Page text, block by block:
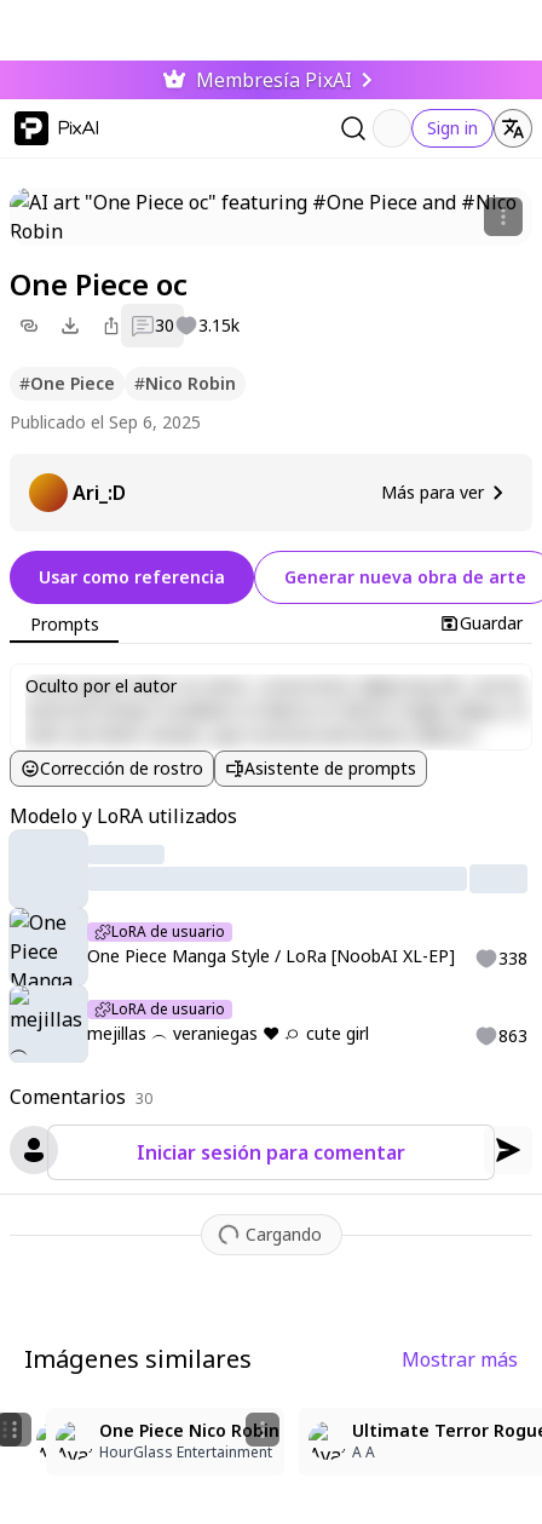
Membresía PixAI
PixAI Sign in
One Piece oc
30 3.15k
#One Piece #Nico Robin
Publicado el Sep 6, 2025
Ari_:D Más para ver
Comentarios 30
Iniciar sesión para comentar
Cargando
Usar como referencia Generar nueva obra de arte
Prompts Guardar
Lorem ipsum dolor sit amet, consectetur adipiscing elit, sed do
laboris nisi ut aliquip ex ea commodo consequat. Duis aute irure
dolor in reprehenderit in voluptate velit esse cillum dolore eu
fugiat nulla pariatur. Excepteur sint occaecat cupidatat non
proident, sunt in culpa qui officia deserunt mollit anim id est
Oculto por el autor
Corrección de rostro Asistente de prompts
Modelo y LoRA utilizados
LoRA de usuario
One Piece Manga Style / LoRa [NoobAI XL-EP] 338
LoRA de usuario
mejillas ︵ veraniegas ♥︎ 𝅄ㅇ cute girl 863
Imágenes similares Mostrar más
3girls, nico robin\(one piece\), perona\(one piece\),
Daes Ovi
One Piece Nico Robin
HourGlass Entertainment
One Piece Nico Robin
HourGlass Entertainment
Ultimate Terror
A A